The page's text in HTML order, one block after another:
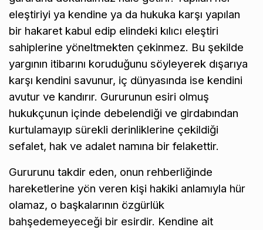
eleştiriyi ya kendine ya da hukuka karşı yapılan
bir hakaret kabul edip elindeki kılıcı eleştiri
sahiplerine yöneltmekten çekinmez. Bu şekilde
yargının itibarını koruduğunu söyleyerek dışarıya
karşı kendini savunur, iç dünyasında ise kendini
avutur ve kandırır. Gururunun esiri olmuş
hukukçunun içinde debelendiği ve girdabından
kurtulamayıp sürekli derinliklerine çekildiği
sefalet, hak ve adalet namına bir felakettir.
Gururunu takdir eden, onun rehberliğinde
hareketlerine yön veren kişi hakiki anlamıyla hür
olamaz, o başkalarının özgürlük
bahşedemeyeceği bir esirdir. Kendine ait